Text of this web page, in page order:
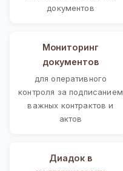
документов
Мониторинг
документов
для оперативного
контроля за подписанием
важных контрактов и
актов
Диадок в